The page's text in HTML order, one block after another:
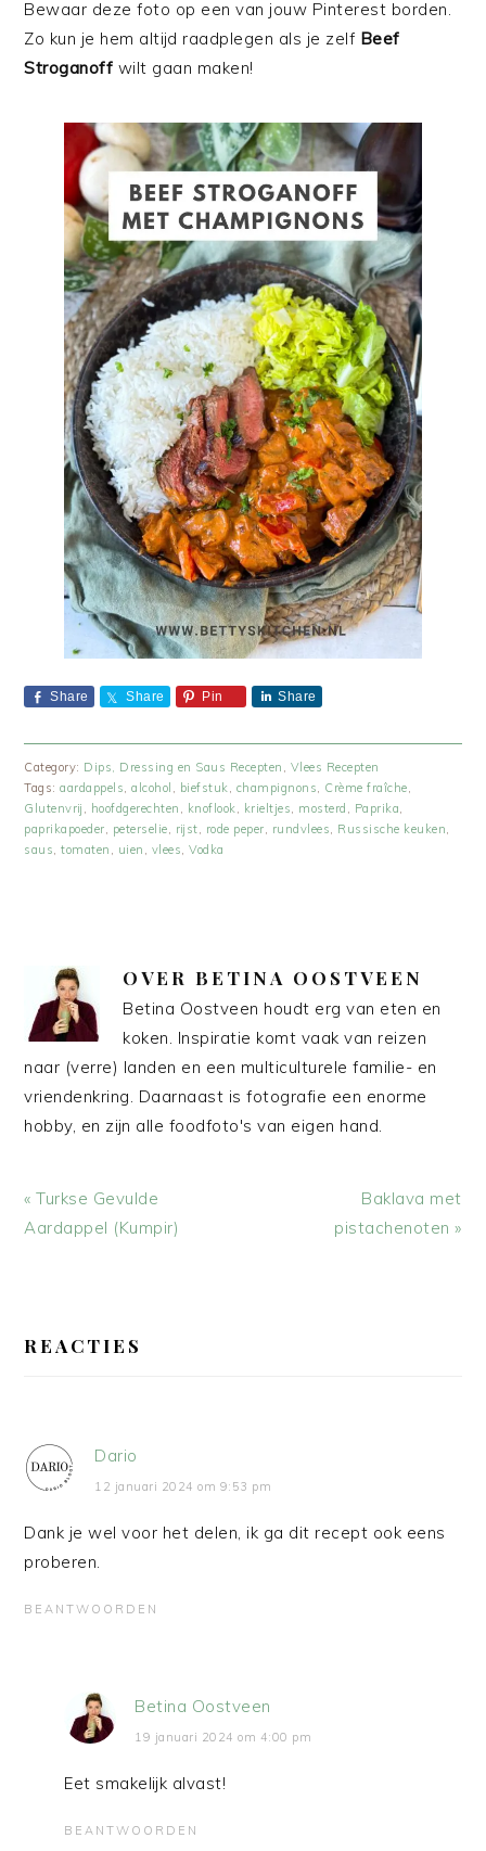
Bewaar deze foto op een van jouw Pinterest borden.
Zo kun je hem altijd raadplegen als je zelf Beef
Stroganoff wilt gaan maken!
Share Share Pin Share
Category: Dips, Dressing en Saus Recepten , Vlees Recepten
Tags:aardappels,alcohol , biefstuk, champignons, Crème fraîche,
Glutenvrij , hoofdgerechten , knoflook, krieltjes, mosterd , Paprika,
paprikapoeder, peterselie, rijst, rode peper, rundvlees, Russische keuken,
saus,tomaten , uien , vlees,Vodka
OVER BETINA OOSTVEEN
Betina Oostveen houdt erg van eten en
koken. Inspiratie komt vaak van reizen
naar (verre) landen en een multiculturele familie- en
vriendenkring. Daarnaast is fotografie een enorme
hobby, en zijn alle foodfoto's van eigen hand.
Vorig
bericht:
« Turkse Gevulde
Aardappel (Kumpir)
Volgend
bericht:
Baklava met
pistachenoten »
INTERACTIES
REACTIES
Dario
12 januari 2024 om 9:53 pm
Dank je wel voor het delen, ik ga dit recept ook eens
proberen.
BEANTWOORDEN
Betina Oostveen
19 januari 2024 om 4:00 pm
Eet smakelijk alvast!
BEANTWOORDEN